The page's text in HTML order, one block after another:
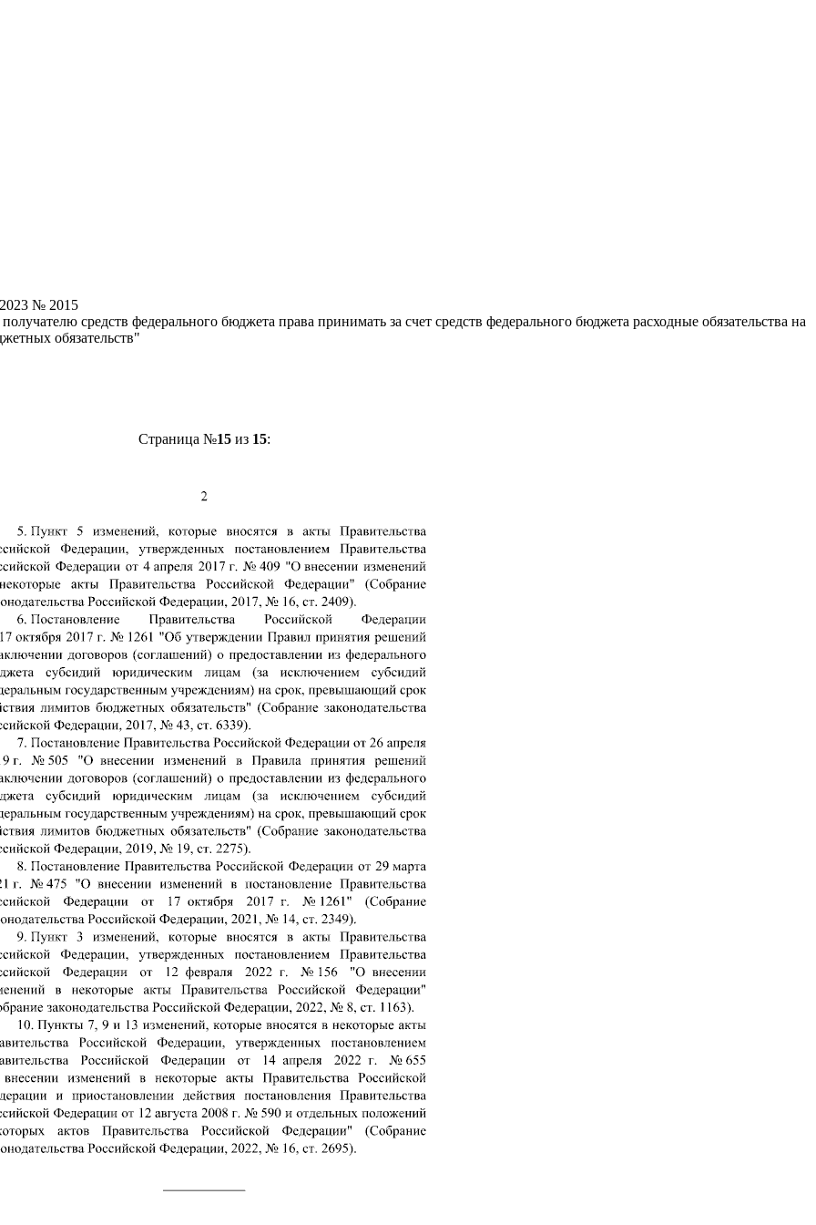
№ 2015
средств федерального бюджета права принимать за счет средств федерального бюджета расходные обязательства на
обязательств"
Страница №15из 15: